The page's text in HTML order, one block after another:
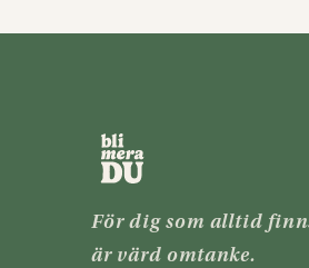
För dig som alltid
är värd omtanke.